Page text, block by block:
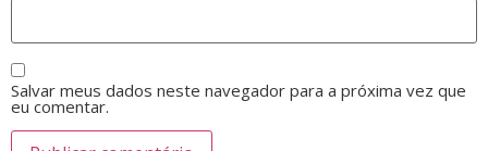
Salvar meus dados neste navegador para a próxima vez que
eu comentar.